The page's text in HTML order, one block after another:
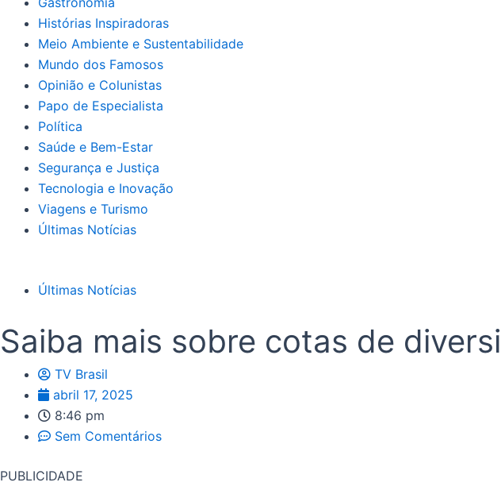
Histórias Inspiradoras
Meio Ambiente e Sustentabilidade
Mundo dos Famosos
Opinião e Colunistas
Papo de Especialista
Política
Saúde e Bem-Estar
Segurança e Justiça
Tecnologia e Inovação
Viagens e Turismo
Últimas Notícias
Últimas Notícias
Saiba mais sobre cotas de
TV Brasil
abril 17, 2025
8:46 pm
Sem Comentários
PUBLICIDADE